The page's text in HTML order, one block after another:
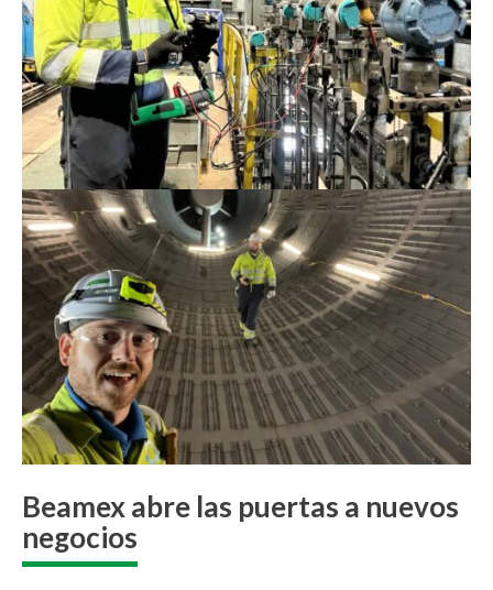
Beamex abre las puertas a nuevos
negocios